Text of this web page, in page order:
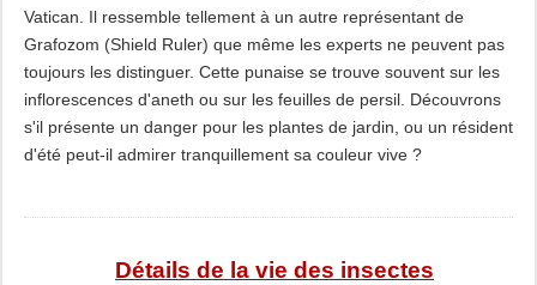
Vatican. Il ressemble tellement à un autre représentant de
Grafozom (Shield Ruler) que même les experts ne peuvent pas
toujours les distinguer. Cette punaise se trouve souvent sur les
inflorescences d'aneth ou sur les feuilles de persil. Découvrons
s'il présente un danger pour les plantes de jardin, ou un résident
d'été peut-il admirer tranquillement sa couleur vive ?
Détails de la vie des insectes